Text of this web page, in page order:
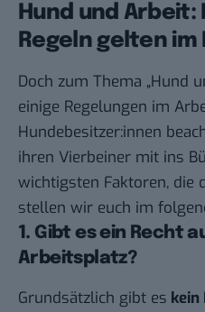
Hund und Arbeit:
Regeln gelten im
Doch zum Thema „Hund
einige Regelungen im
Hundebesitzer:innen
ihren Vierbeiner mit ins
wichtigsten Faktoren, die
stellen wir euch im
1. Gibt es ein Recht
Arbeitsplatz?
Grundsätzlich gibt es kein